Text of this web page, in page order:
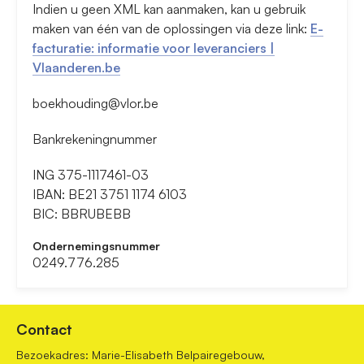
Indien u geen XML kan aanmaken, kan u gebruik
maken van één van de oplossingen via deze link: E-
facturatie: informatie voor leveranciers |
Vlaanderen.be
boekhouding@vlor.be
Bankrekeningnummer
ING 375-1117461-03
IBAN: BE21 3751 1174 6103
BIC: BBRUBEBB
Ondernemingsnummer
0249.776.285
Contact
Bezoekadres: Marie-Elisabeth Belpairegebouw,